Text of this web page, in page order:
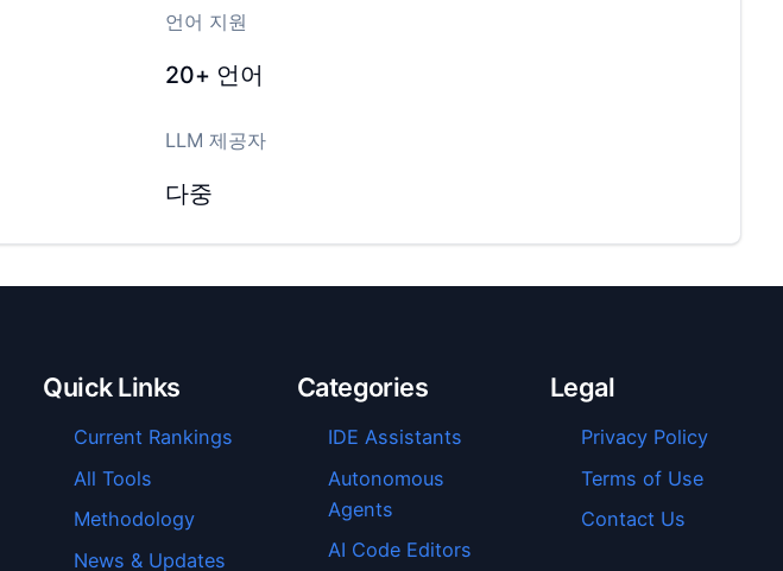
언어 지원
20+ 언어
LLM 제공자
다중
Quick Links
Current Rankings
All Tools
Methodology
News & Updates
Categories
IDE Assistants
Autonomous
Agents
AI Code Editors
Legal
Privacy Policy
Terms of Use
Contact Us